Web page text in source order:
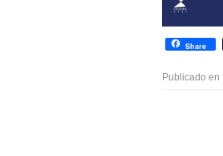
Share
Publicado en